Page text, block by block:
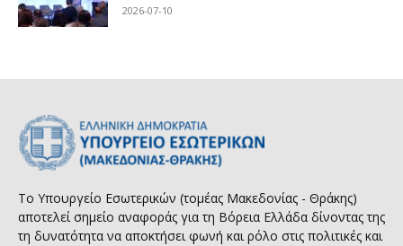
2026-07-10
Το Υπουργείο Εσωτερικών (τομέας Μακεδονίας - Θράκης)
αποτελεί σημείο αναφοράς για τη Βόρεια Ελλάδα δίνοντας της
τη δυνατότητα να αποκτήσει φωνή και ρόλο στις πολιτικές και